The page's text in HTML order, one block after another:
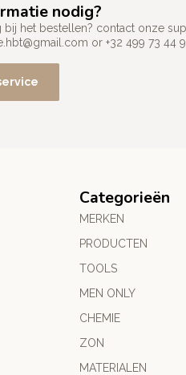
nodig?
bij het bestellen? contact onze
or +32 499 73 44
Categorieën
MERKEN
PRODUCTEN
TOOLS
MEN ONLY
CHEMIE
ZON
MATERIALEN